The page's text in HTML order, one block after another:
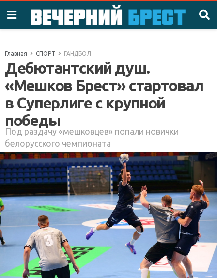
Главная СПОРТ ГАНДБОЛ
Дебютантский душ.
«Мешков Брест» стартовал
в Суперлиге с крупной
победы
Под раздачу «мешковцев» попали новички
белорусского чемпионата